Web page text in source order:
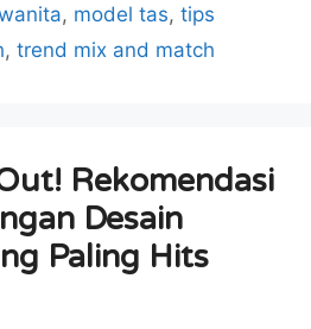
, model tas, tips
, trend mix and match
Rekomendasi
Desain
Paling Hits